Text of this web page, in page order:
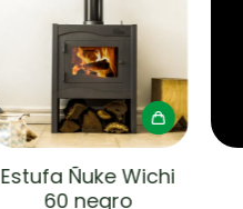
Estufa Ñuke Wichi
60 negro